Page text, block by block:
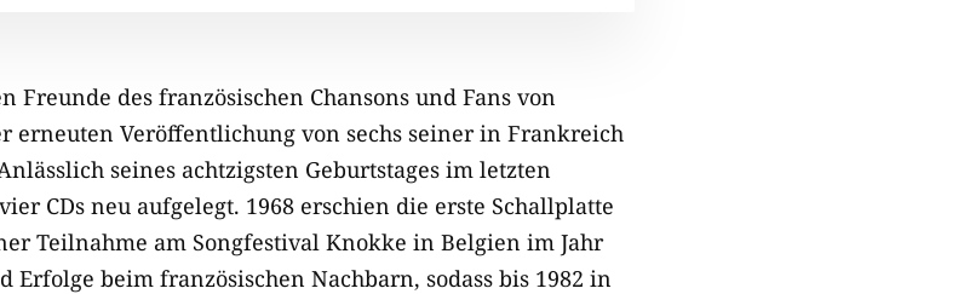
Freunde des französischen Chansons und Fans von
erneuten Veröffentlichung von sechs seiner in Frankreich
seines achtzigsten Geburtstages im letzten
CDs neu aufgelegt. 1968 erschien die erste Schallplatte
Teilnahme am Songfestival Knokke in Belgien im Jahr
beim französischen Nachbarn, sodass bis 1982 in